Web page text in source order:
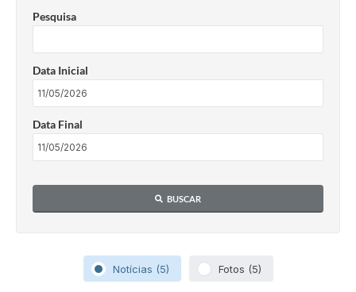
Pesquisa
Data Inicial
Data Final
BUSCAR
Notícias (5) Fotos (5)